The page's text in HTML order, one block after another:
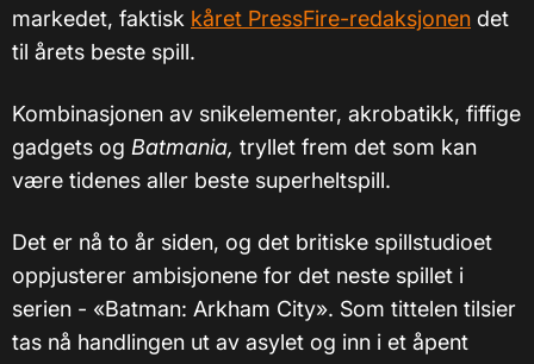
markedet, faktisk kåret PressFire-redaksjonen det
til årets beste spill.
Kombinasjonen av snikelementer, akrobatikk, fiffige
gadgets og Batmania, tryllet frem det som kan
være tidenes aller beste superheltspill.
Det er nå to år siden, og det britiske spillstudioet
oppjusterer ambisjonene for det neste spillet i
serien - «Batman: Arkham City». Som tittelen tilsier
tas nå handlingen ut av asylet og inn i et åpent